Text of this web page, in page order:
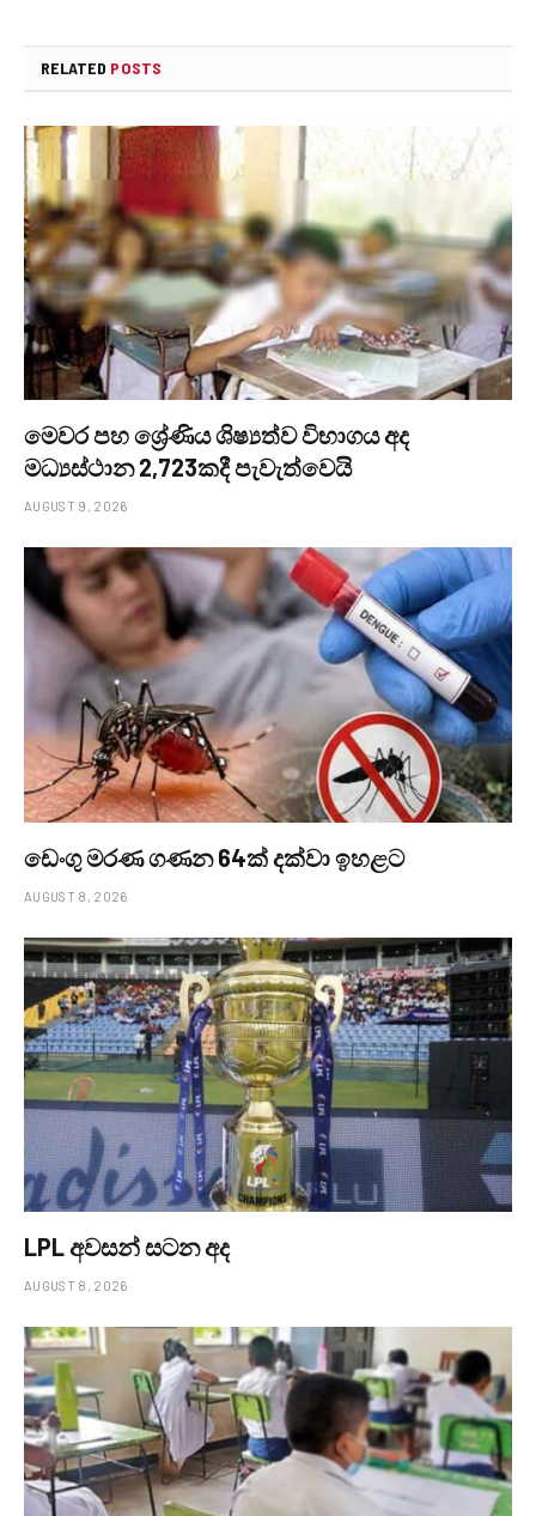
RELATED POSTS
මෙවර පහ ශ්‍රේණිය ශිෂ්‍යත්ව විභාගය අද
මධ්‍යස්ථාන 2,723කදී පැවැත්වෙයි
AUGUST 9, 2026
ඩෙංගු මරණ ගණන 64ක් දක්වා ඉහළට
AUGUST 8, 2026
LPL අවසන් සටන අද
AUGUST 8, 2026